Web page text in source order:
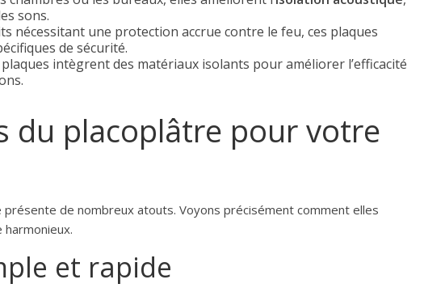
sons.
nécessitant une protection accrue contre le feu, ces plaques
de sécurité.
plaques intègrent des matériaux isolants pour améliorer l’efficacité
du placoplâtre pour votre
de nombreux atouts. Voyons précisément comment elles
et rapide